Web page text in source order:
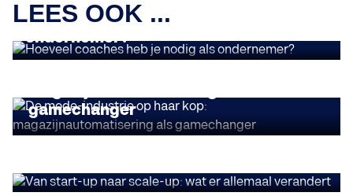
LEES OOK ...
Hoeveel coaches heb je nodig als
ondernemer?
OPINIES
gamechanger
OPINIES